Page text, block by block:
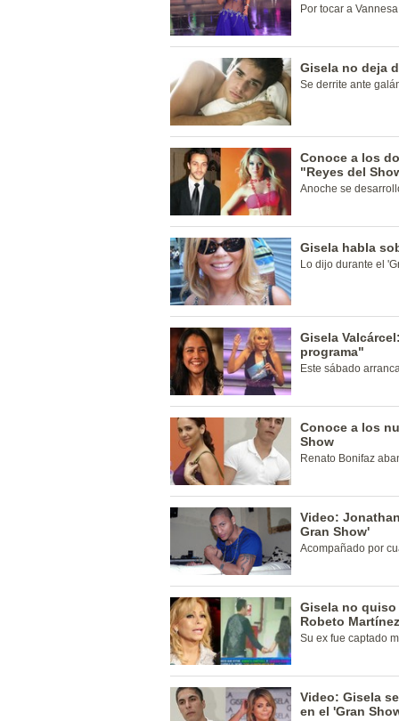
Por tocar a
Gisela no deja
Se derrite ante
Conoce a los
"Reyes del
Anoche se
Gisela habla
Lo dijo durante el
Gisela
programa"
Este sábado
Conoce a los
Show
Renato Bonifaz
Video:
Gran Show'
Acompañado por
Gisela no
Robeto Martínez
Su ex fue captado
Video: Gisela
en el 'Gran